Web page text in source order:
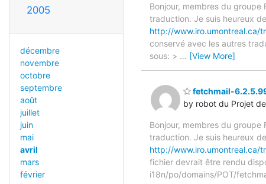
2005
décembre
novembre
octobre
septembre
août
juillet
juin
mai
avril
mars
février
Bonjour, membres du
traduction. Je suis heureux
http://www.iro.umontreal.ca/
conservé avec les autres
sous: > … [View More]
fetchmail-
by robot du Projet
Bonjour, membres du
traduction. Je suis heureux
http://www.iro.umontreal.ca/
fichier devrait être rendu
i18n/po/domains/POT/